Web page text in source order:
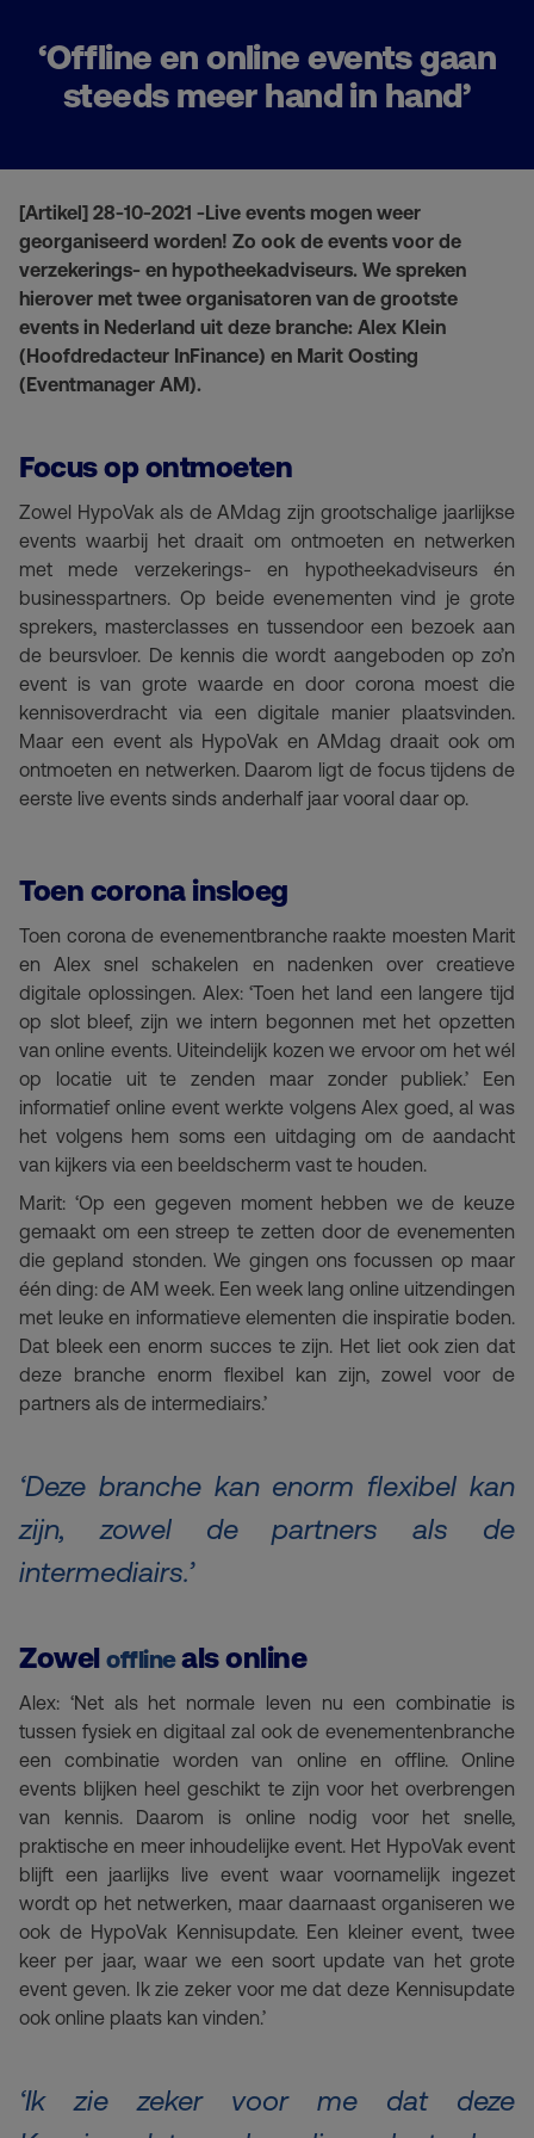
‘Offline en online events gaan
steeds meer hand in hand’
[Artikel] 28-10-2021 -Live events mogen weer
georganiseerd worden! Zo ook de events voor de
verzekerings- en hypotheekadviseurs. We spreken
hierover met twee organisatoren van de grootste
events in Nederland uit deze branche: Alex Klein
(Hoofdredacteur InFinance) en Marit Oosting
(Eventmanager AM).
Focus op ontmoeten
Zowel HypoVak als de AMdag zijn grootschalige jaarlijkse
events waarbij het draait om ontmoeten en netwerken
met mede verzekerings- en hypotheekadviseurs én
businesspartners. Op beide evenementen vind je grote
sprekers, masterclasses en tussendoor een bezoek aan
de beursvloer. De kennis die wordt aangeboden op zo’n
event is van grote waarde en door corona moest die
kennisoverdracht via een digitale manier plaatsvinden.
Maar een event als HypoVak en AMdag draait ook om
ontmoeten en netwerken. Daarom ligt de focus tijdens de
eerste live events sinds anderhalf jaar vooral daar op.
Toen corona insloeg
Toen corona de evenementbranche raakte moesten Marit
en Alex snel schakelen en nadenken over creatieve
digitale oplossingen. Alex: ‘Toen het land een langere tijd
op slot bleef, zijn we intern begonnen met het opzetten
van online events. Uiteindelijk kozen we ervoor om het wél
op locatie uit te zenden maar zonder publiek.’ Een
informatief online event werkte volgens Alex goed, al was
het volgens hem soms een uitdaging om de aandacht
van kijkers via een beeldscherm vast te houden.
Marit: ‘Op een gegeven moment hebben we de keuze
gemaakt om een streep te zetten door de evenementen
die gepland stonden. We gingen ons focussen op maar
één ding: de AM week. Een week lang online uitzendingen
met leuke en informatieve elementen die inspiratie boden.
Dat bleek een enorm succes te zijn. Het liet ook zien dat
deze branche enorm flexibel kan zijn, zowel voor de
partners als de intermediairs.’
‘Deze branche kan enorm flexibel kan
zijn, zowel de partners als de
intermediairs.’
Zowelofflineals online
Alex: ‘Net als het normale leven nu een combinatie is
tussen fysiek en digitaal zal ook de evenementenbranche
een combinatie worden van online en offline. Online
events blijken heel geschikt te zijn voor het overbrengen
van kennis. Daarom is online nodig voor het snelle,
praktische en meer inhoudelijke event. Het HypoVak event
blijft een jaarlijks live event waar voornamelijk ingezet
wordt op het netwerken, maar daarnaast organiseren we
ook de HypoVak Kennisupdate. Een kleiner event, twee
keer per jaar, waar we een soort update van het grote
event geven. Ik zie zeker voor me dat deze Kennisupdate
ook online plaats kan vinden.’
‘Ik zie zeker voor me dat deze